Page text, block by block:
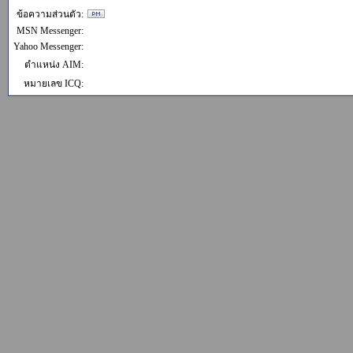
ข้อความส่วนตัว:
MSN Messenger:
Yahoo Messenger:
ตำแหน่ง AIM:
หมายเลข ICQ: